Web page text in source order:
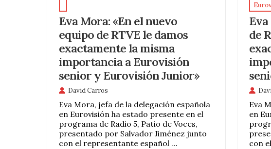
Eva Mora: «En el nuevo
equipo de RTVE le damos
exactamente la misma
importancia a Eurovisión
senior y Eurovisión Junior»
David Carros
Eva Mora, jefa de la delegación española
en Eurovisión ha estado presente en el
programa de Radio 5, Patio de Voces,
presentado por Salvador Jiménez junto
con el representante español …
de
Eva
en
con